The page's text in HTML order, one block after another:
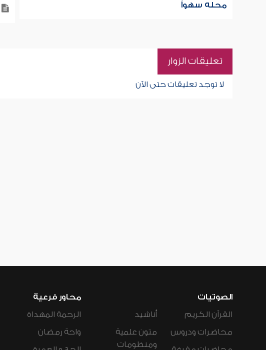
محله سهواً
تعليقات الزوار
لا توجد تعليقات حتى الآن
الصوتيات
القرآن الكريم
محاضرات ودروس
أناشيد
متون علمية
ومنظومات
محاور فرعية
الرحمة المهداة
واحة رمضان